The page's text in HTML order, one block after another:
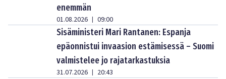
enemmän
01.08.2026 | 09:00
Sisäministeri Mari Rantanen: Espanja
epäonnistui invaasion estämisessä – Suomi
valmistelee jo rajatarkastuksia
31.07.2026 | 20:43